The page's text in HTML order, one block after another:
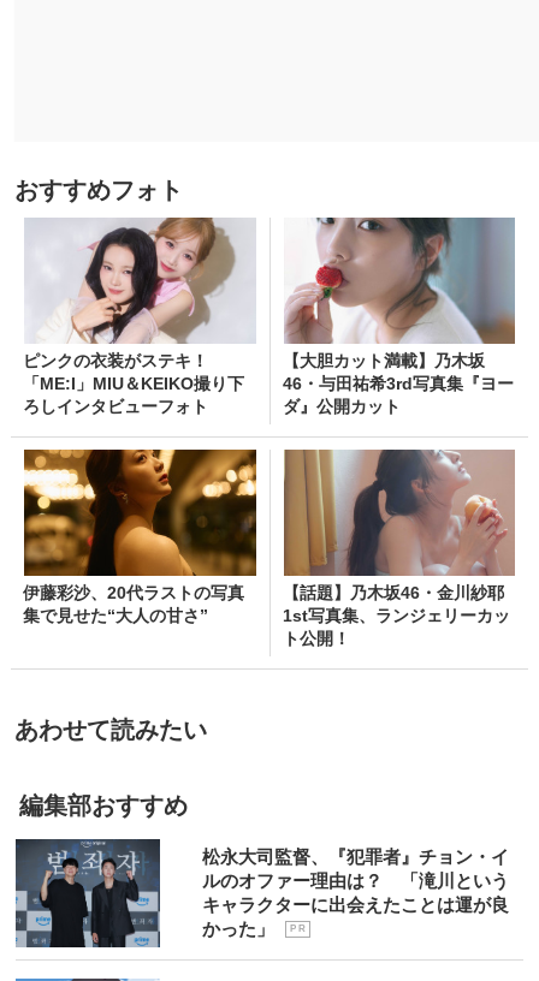
おすすめフォト
ピンクの衣装がステキ！
「ME:I」MIU＆KEIKO撮り下
ろしインタビューフォト
【大胆カット満載】乃木坂
46・与田祐希3rd写真集『ヨー
ダ』公開カット
伊藤彩沙、20代ラストの写真
集で見せた“大人の甘さ”
【話題】乃木坂46・金川紗耶
1st写真集、ランジェリーカッ
ト公開！
あわせて読みたい
編集部おすすめ
松永大司監督、『犯罪者』チョン・イ
ルのオファー理由は？ 「滝川という
キャラクターに出会えたことは運が良
かった」
P R